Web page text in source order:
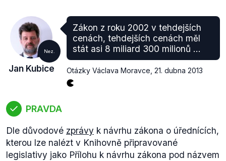
Nez.
Jan Kubice
Zákon z roku 2002 v tehdejších
cenách, tehdejších cenách měl
stát asi 8 miliard 300 milionů ...
Otázky Václava Moravce 21. dubna 2013
PRAVDA
Dle důvodové zprávy k návrhu zákona o úřednících,
kterou lze nalézt v Knihovně připravované
legislativy jako Přílohu k návrhu zákona pod názvem